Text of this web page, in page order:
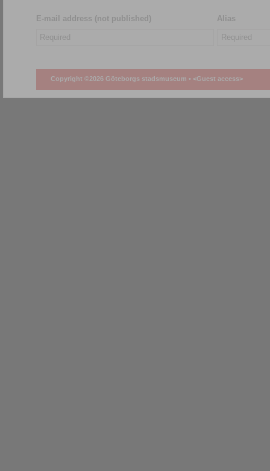
E-mail address (not published) Alias
Copyright ©2026 Göteborgs stadsmuseum • <Guest access>